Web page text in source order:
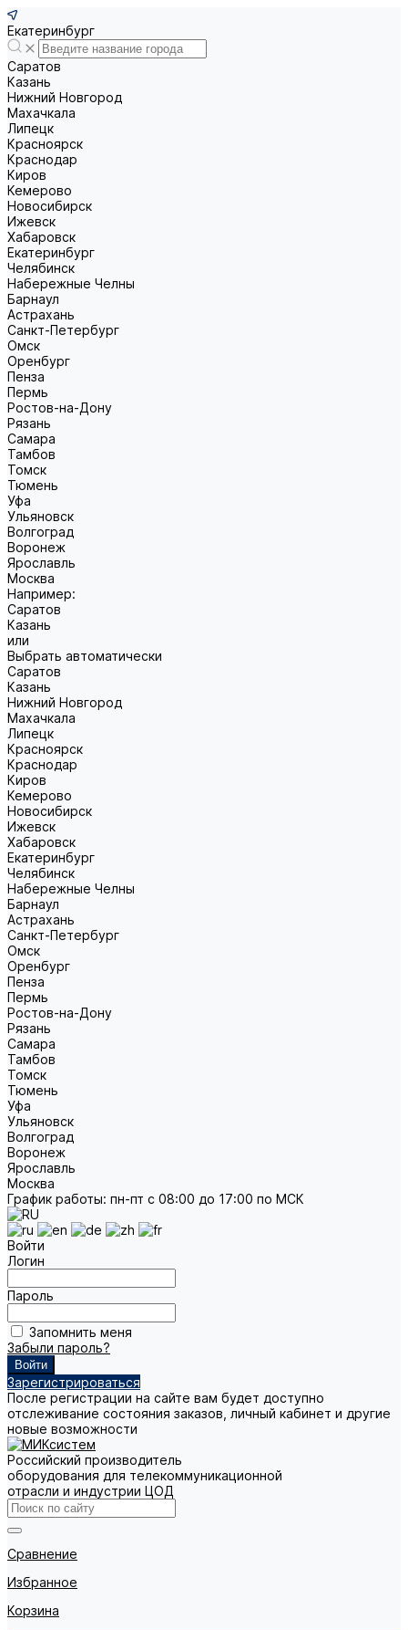
Екатеринбург
Саратов
Казань
Нижний Новгород
Махачкала
Липецк
Красноярск
Краснодар
Киров
Кемерово
Новосибирск
Ижевск
Хабаровск
Екатеринбург
Челябинск
Набережные Челны
Барнаул
Астрахань
Санкт-Петербург
Омск
Оренбург
Пенза
Пермь
Ростов-на-Дону
Рязань
Самара
Тамбов
Томск
Тюмень
Уфа
Ульяновск
Волгоград
Воронеж
Ярославль
Москва
Например:
Саратов
Казань
или
Выбрать автоматически
Саратов
Казань
Нижний Новгород
Махачкала
Липецк
Красноярск
Краснодар
Киров
Кемерово
Новосибирск
Ижевск
Хабаровск
Екатеринбург
Челябинск
Набережные Челны
Барнаул
Астрахань
Санкт-Петербург
Омск
Оренбург
Пенза
Пермь
Ростов-на-Дону
Рязань
Самара
Тамбов
Томск
Тюмень
Уфа
Ульяновск
Волгоград
Воронеж
Ярославль
Москва
График работы: пн-пт с 08:00 до 17:00 по МСК
Войти
Логин
Пароль
Запомнить меня
Забыли пароль?
Зарегистрироваться
После регистрации на сайте вам будет доступно
отслеживание состояния заказов, личный кабинет и другие
новые возможности
Российский производитель
оборудования для телекоммуникационной
отрасли и индустрии ЦОД
Сравнение
Избранное
Корзина